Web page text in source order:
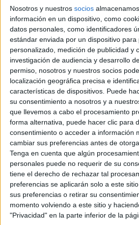
Nosotros y nuestros socios
información en un dispositivo, como
datos personales, como identificadores
estándar enviada por un dispositivo
personalizado, medición de publicidad y
investigación de audiencia y desarrollo
permiso, nosotros y nuestros socios
localización geográfica precisa e
características de dispositivos. Puede
su consentimiento a nosotros y a
que llevemos a cabo el procesamiento
forma alternativa, puede hacer clic para
consentimiento o acceder a información
cambiar sus preferencias antes de
Tenga en cuenta que algún
personales puede no requerir de su
tiene el derecho de rechazar tal
preferencias se aplicarán solo a este
sus preferencias o retirar su
momento volviendo a este sitio y
"Privacidad" en la parte inferior de la
Pídeles información
Seleccionar por
Alicante(1)
Asturias(2)
Ávila(1)
Barcelona(3)
Burgos(2)
A Coruña(1)
Cáceres(2)
Córdoba(1)
Cantabria(2)
Granada(2)
Girona(1)
Huelva(1)
Illes Balears
Lleida
(1)
Madrid(11)
Murcia(1)
Las Palmas (2)